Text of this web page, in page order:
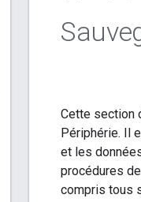
Cette section
Périphérie. Il
et les
procédures
compris tous